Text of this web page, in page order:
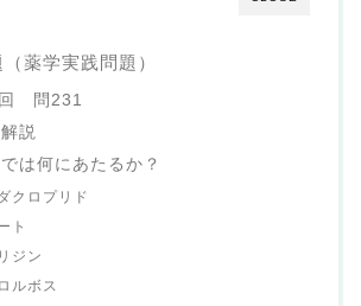
薬学実践問題）
問231
説
は何にあたるか？
クロプリド
ト
ジン
ルボス